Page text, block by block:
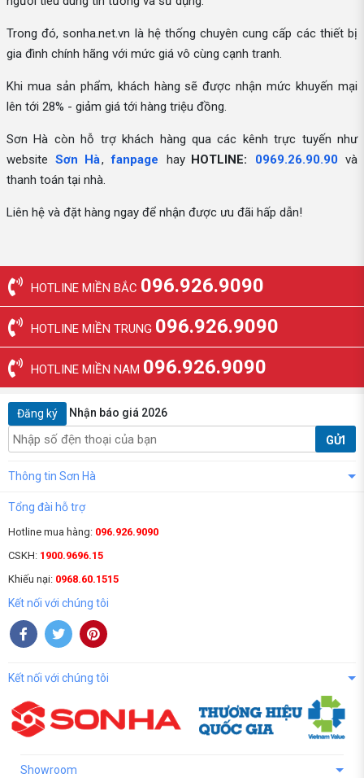
Trong đó, sonha.net.vn là hệ thống chuyên cung cấp các thiết bị
gia đình chính hãng với mức giá vô cùng cạnh tranh.
Khi mua sản phẩm, khách hàng sẽ được nhận mức khuyến mại
lên tới 28% - giảm giá tới hàng triệu đồng.
Sơn Hà còn hỗ trợ khách hàng qua các kênh trực tuyến như
website Sơn Hà, fanpage hay HOTLINE: 0969.26.90.90 và
thanh toán tại nhà.
Liên hệ và đặt hàng ngay để nhận được ưu đãi hấp dẫn!
HOTLINE MIỀN BẮC 096.926.9090
HOTLINE MIỀN TRUNG 096.926.9090
HOTLINE MIỀN NAM 096.926.9090
Đăng ký Nhận báo giá 2026
GỬI
Thông tin Sơn Hà
Tổng đài hỗ trợ
Hotline mua hàng: 096.926.9090
CSKH: 1900.9696.15
Khiếu nại: 0968.60.1515
Kết nối với chúng tôi
Kết nối với chúng tôi
Showroom